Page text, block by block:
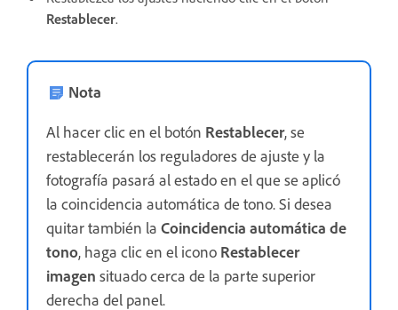
Restablecer.
Nota
Al hacer clic en el botón Restablecer, se
restablecerán los reguladores de ajuste y la
fotografía pasará al estado en el que se aplicó
la coincidencia automática de tono. Si desea
quitar también la Coincidencia automática de
tono, haga clic en el icono Restablecer
imagen situado cerca de la parte superior
derecha del panel.